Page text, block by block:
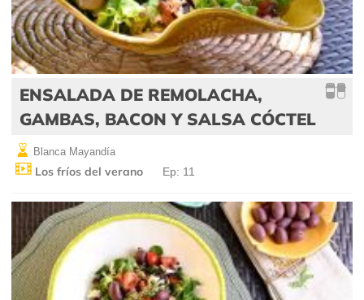
ENSALADA DE REMOLACHA,
GAMBAS, BACON Y SALSA CÓCTEL
Blanca Mayandía
Los fríos del verano Ep: 11